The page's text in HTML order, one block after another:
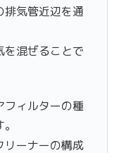
排気管近辺を通
を混ぜることで
フィルターの種
リーナーの構成